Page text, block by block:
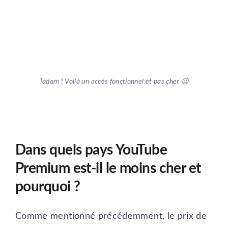
Tadam ! Voilà un accès fonctionnel et pas cher 😉
Dans quels pays YouTube
Premium est-il le moins cher et
pourquoi ?
Comme mentionné précédemment, le prix de